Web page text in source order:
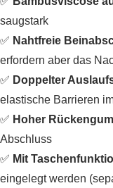
saugstark
✅ Nahtfreie
erfordern aber das
✅ Doppelter
elastische Barrieren
✅ Hoher
Abschluss
✅ Mit
eingelegt werden